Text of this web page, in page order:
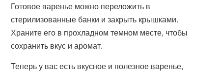
Готовое варенье можно переложить в
стерилизованные банки и закрыть крышками.
Храните его в прохладном темном месте, чтобы
сохранить вкус и аромат.
Теперь у вас есть вкусное и полезное варенье,